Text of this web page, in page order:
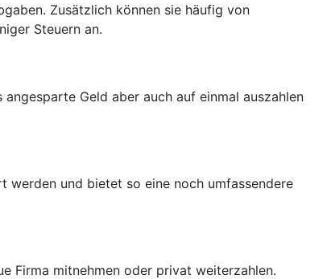
Zusätzlich können sie häufig von
Steuern an.
Geld aber auch auf einmal auszahlen
werden und bietet so eine noch umfassendere
Firma mitnehmen oder privat weiterzahlen.